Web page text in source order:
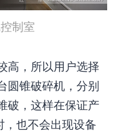
制室
高，所以用户选择
圆锥破碎机，分别
破，这样在保证产
也不会出现设备